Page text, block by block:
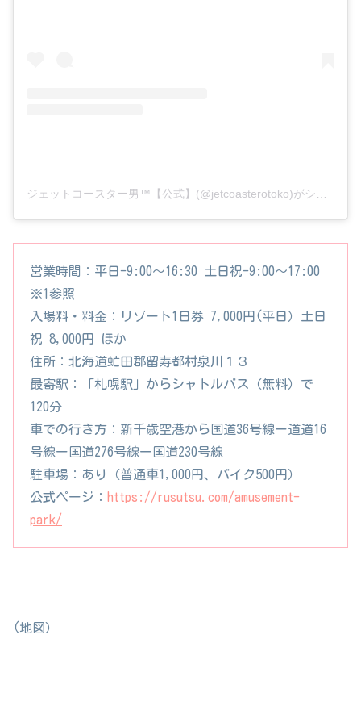
営業時間：平日-9:00〜16:30 土日祝-9:00〜17:00
※1参照
入場料・料金：リゾート1日券 7,000円(平日）土日
祝 8,000円 ほか
住所：北海道虻田郡留寿都村泉川１３
最寄駅：「札幌駅」からシャトルバス（無料）で
120分
車での行き方：新千歳空港から国道36号線ー道道16
号線ー国道276号線ー国道230号線
駐車場：あり（普通車1,000円、バイク500円）
公式ページ： https://rusutsu.com/amusement-
park/
(地図）